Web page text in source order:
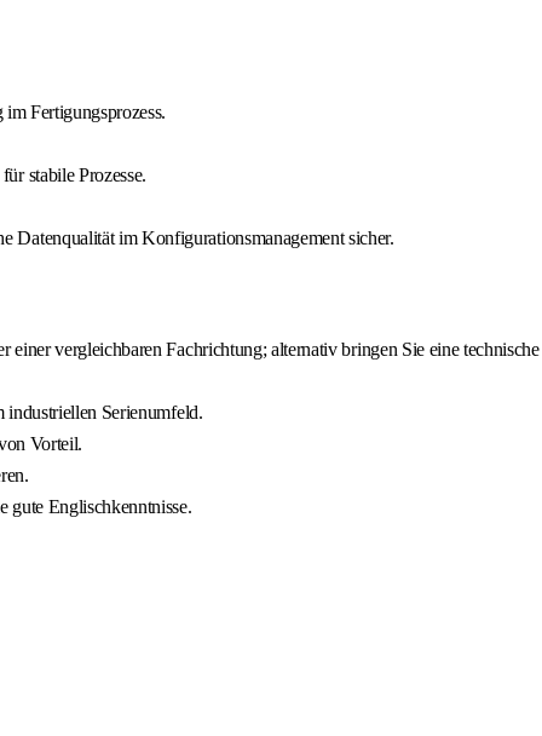
Fertigungsprozess.
stabile Prozesse.
Datenqualität im Konfigurationsmanagement sicher.
vergleichbaren Fachrichtung; alternativ bringen Sie eine technische
Serienumfeld.
Vorteil.
gute Englischkenntnisse.